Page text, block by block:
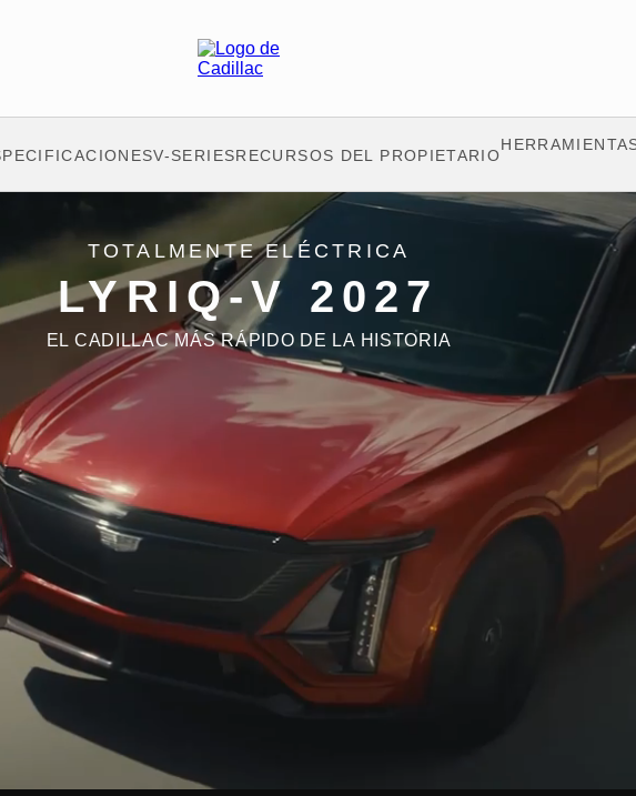
V-SERIESRECURSOS DEL PROPIETARIO
TOTALMENTE ELÉCTRICA
LYRIQ-V 2027
EL CADILLAC MÁS RÁPIDO DE LA HISTORIA